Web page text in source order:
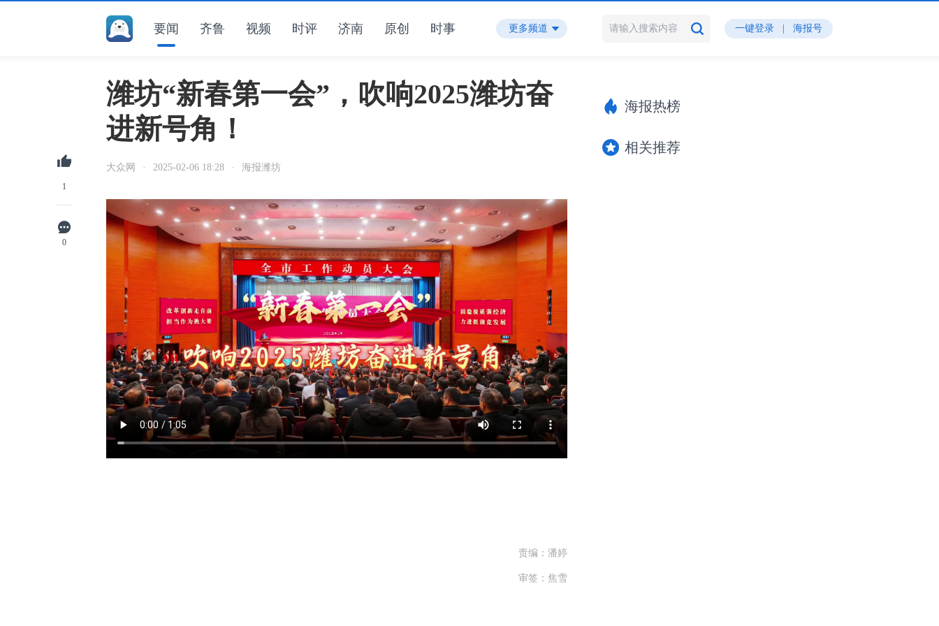
要闻 齐鲁 视频 时评 济南 原创 时事 更多频道 一键登录 海报号
1
0
潍坊“新春第一会”，吹响2025潍坊奋
进新号角！
大众网 · 2025-02-06 18:28 · 海报潍坊
责编：潘婷
审签：焦雪
海报热榜
相关推荐